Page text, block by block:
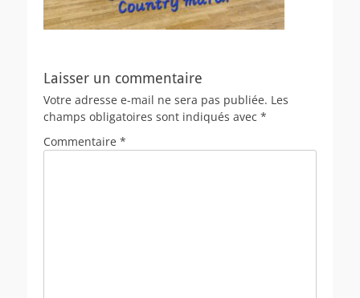
Laisser un commentaire
Votre adresse e-mail ne sera pas publiée. Les
champs obligatoires sont indiqués avec *
Commentaire *